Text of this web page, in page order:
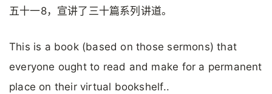
五十一8，宣讲了三十篇系列讲道。
This is a book (based on those sermons) that
everyone ought to read and make for a permanent
place on their virtual bookshelf..